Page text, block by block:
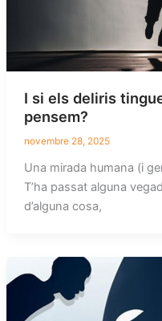
I si els deliris
pensem?
novembre 28, 2025
Una mirada humana (i
T’ha passat alguna
d’alguna cosa,